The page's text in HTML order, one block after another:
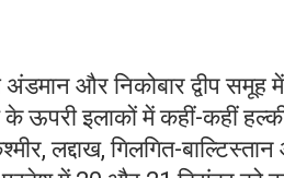
और निकोबार द्वीप समूह में
ऊपरी इलाकों में कहीं-कहीं
लद्दाख, गिलगित-